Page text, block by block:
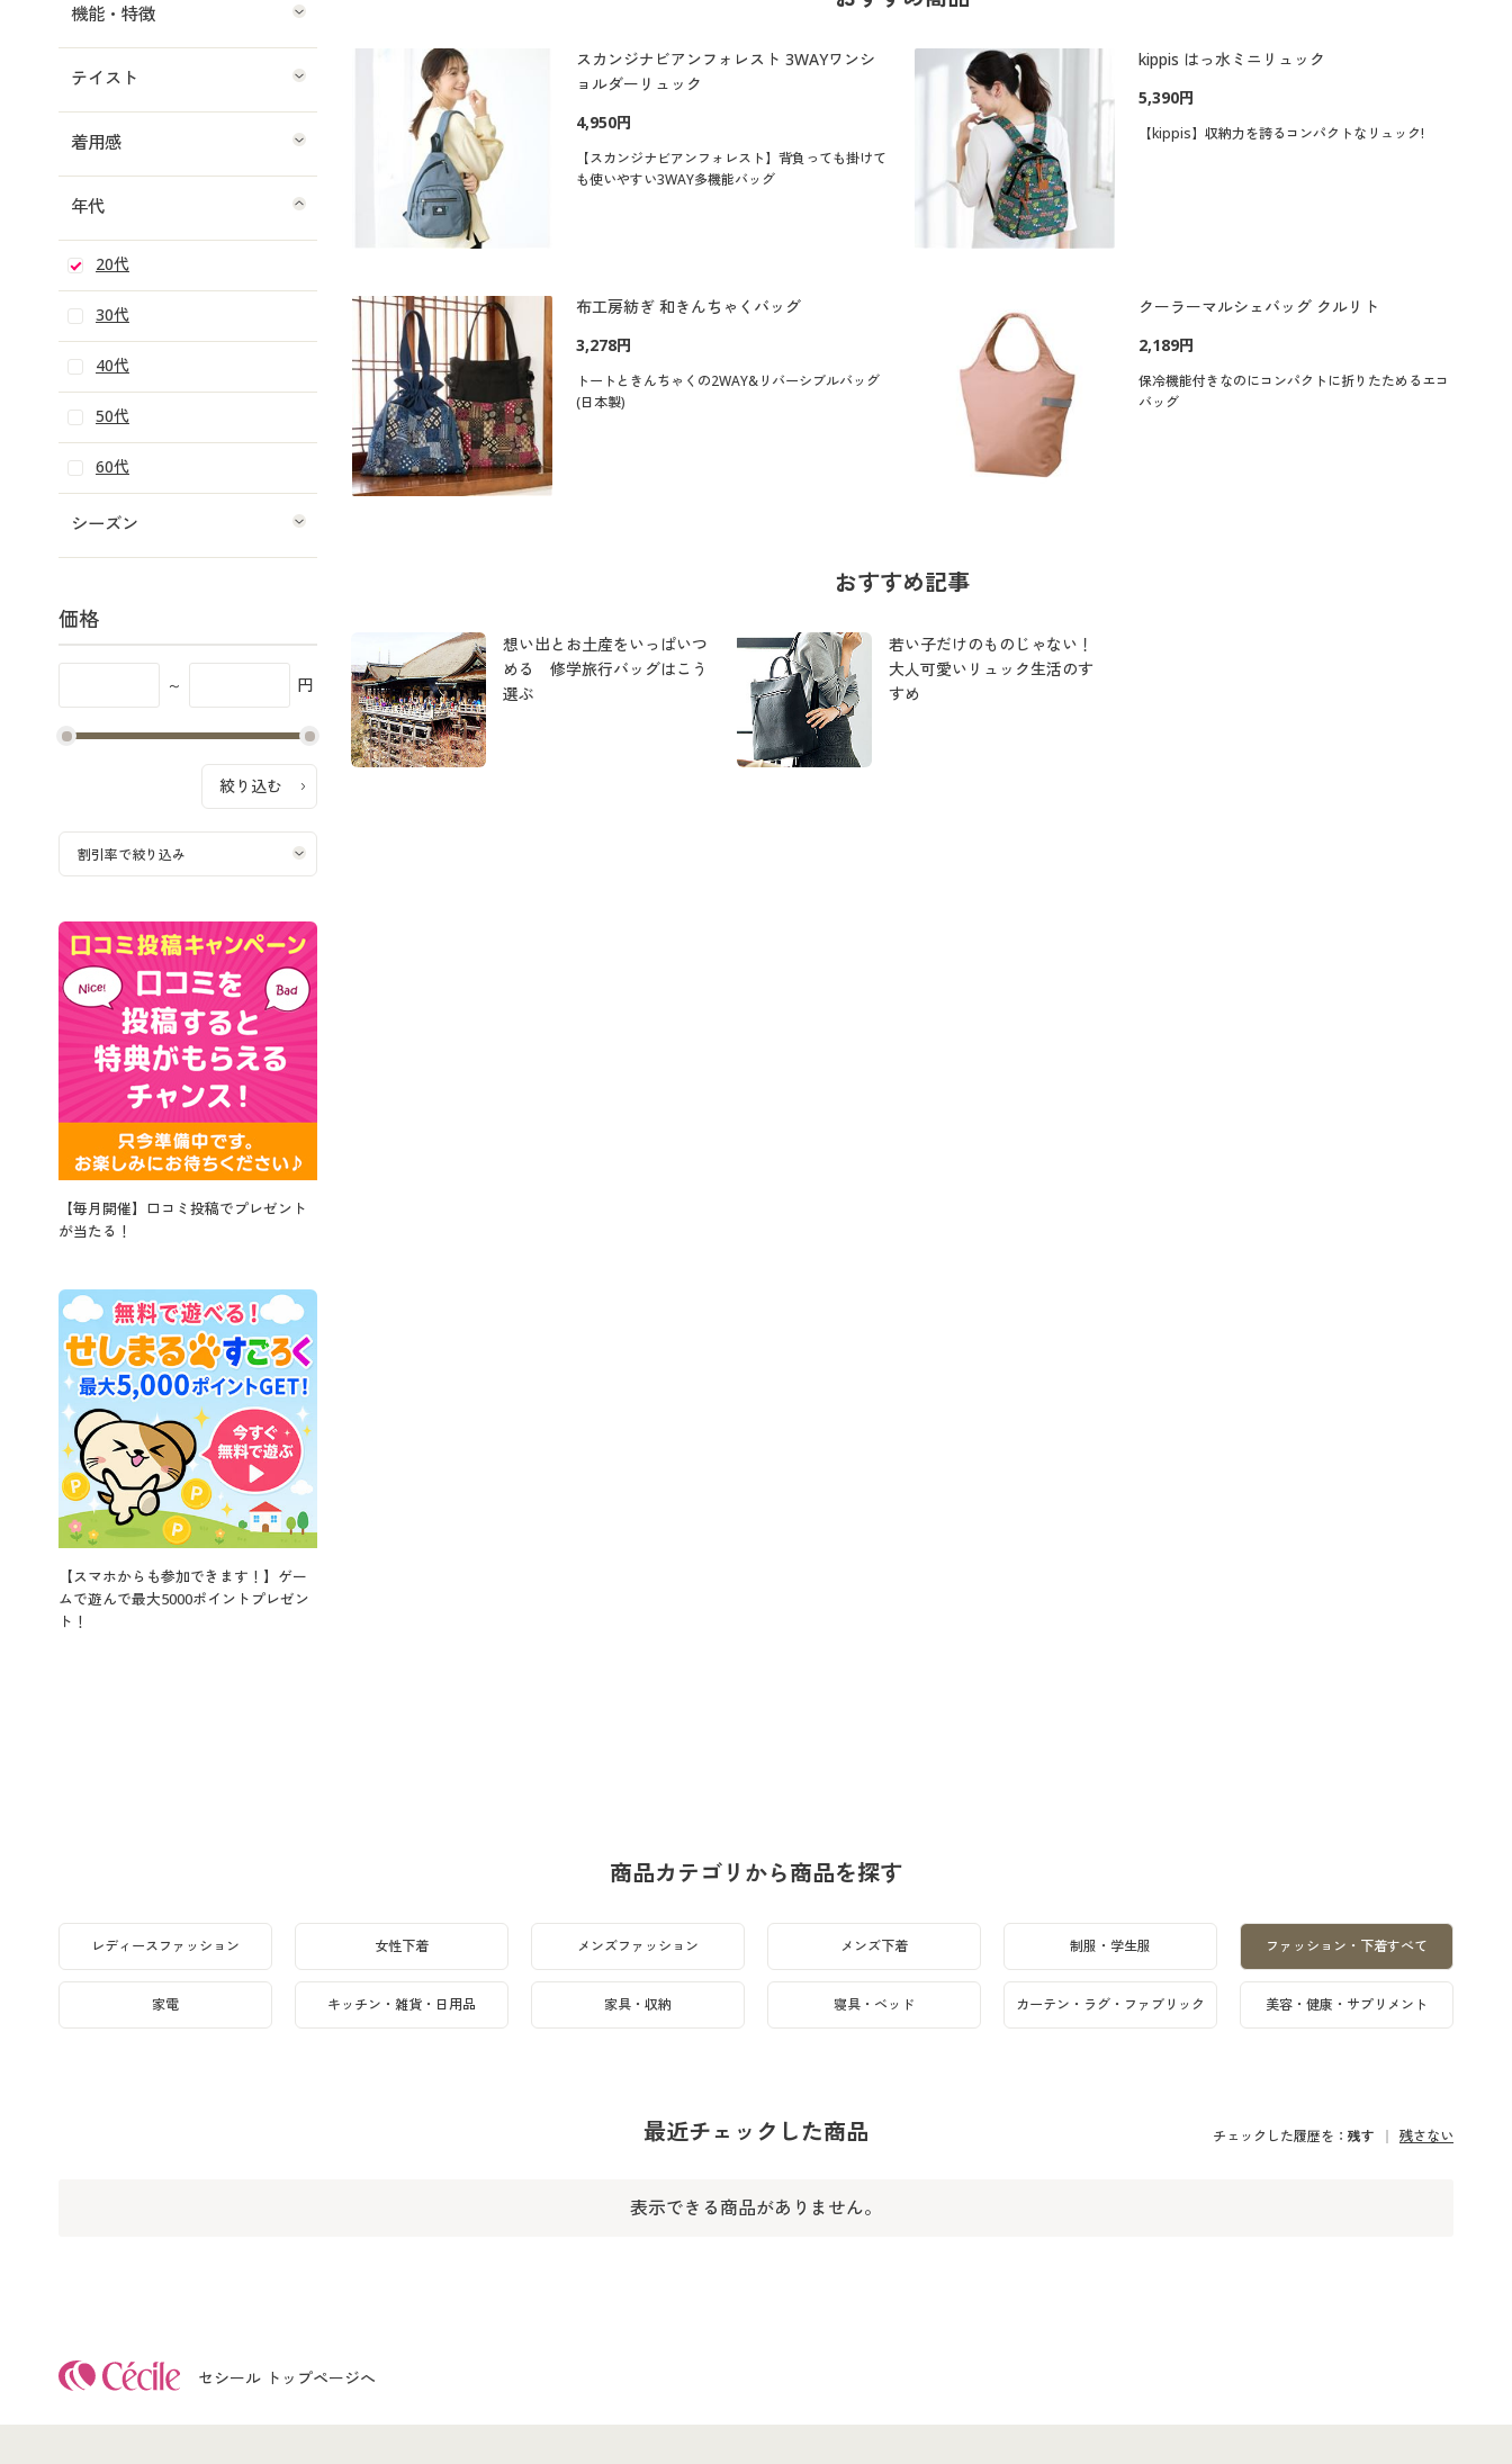
スカンジナビアンフォレスト 3WAYワンシ
ョルダーリュック
4,950円
【スカンジナビアンフォレスト】背負っても掛けて
も使いやすい3WAY多機能バッグ
kippis はっ水ミニリュック
5,390円
【kippis】収納力を誇るコンパクトなリュック!
布工房紡ぎ 和きんちゃくバッグ
3,278円
トートときんちゃくの2WAY&リバーシブルバッグ
(日本製)
クーラーマルシェバッグ クルリト
2,189円
保冷機能付きなのにコンパクトに折りたためるエコ
バッグ
おすすめ記事
想い出とお土産をいっぱいつ
める 修学旅行バッグはこう
選ぶ
若い子だけのものじゃない！
大人可愛いリュック生活のす
すめ
機能・特徴
テイスト
着用感
年代
20代
30代
40代
50代
60代
シーズン
価格
～ 円
【毎月開催】口コミ投稿でプレゼント
が当たる！
【スマホからも参加できます！】ゲー
ムで遊んで最大5000ポイントプレゼン
ト！
商品カテゴリから商品を探す
レディースファッション 女性下着 メンズファッション メンズ下着 制服・学生服 ファッション・下着すべて
家電 キッチン・雑貨・日用品 家具・収納 寝具・ベッド カーテン・ラグ・ファブリック 美容・健康・サプリメント
最近チェックした商品 チェックした履歴を： 残す 残さない
表示できる商品がありません。
セシール トップページへ